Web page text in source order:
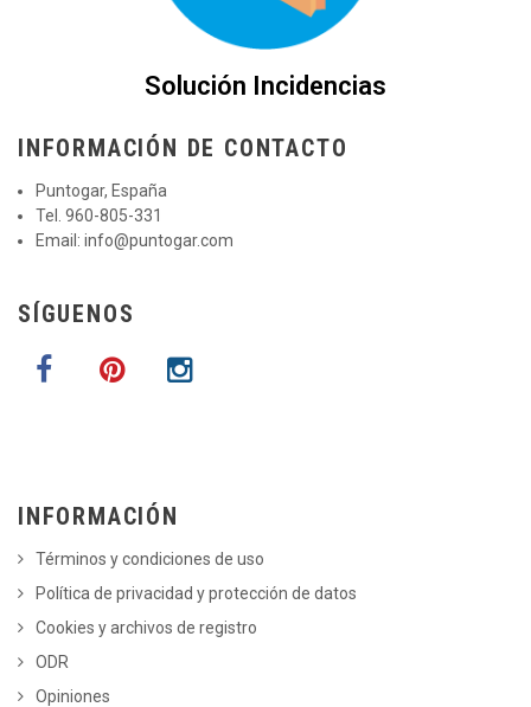
Solución Incidencias
INFORMACIÓN DE CONTACTO
Puntogar, España
Tel. 960-805-331
Email: info@puntogar.com
SÍGUENOS
INFORMACIÓN
Términos y condiciones de uso
Política de privacidad y protección de datos
Cookies y archivos de registro
ODR
Opiniones